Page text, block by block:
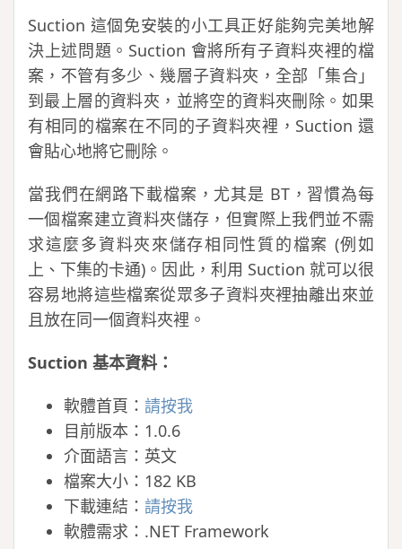
Suction 這個免安裝的小工具正好能夠完美地解
決上述問題。Suction 會將所有子資料夾裡的檔
案，不管有多少、幾層子資料夾，全部「集合」
到最上層的資料夾，並將空的資料夾刪除。如果
有相同的檔案在不同的子資料夾裡，Suction 還
會貼心地將它刪除。
當我們在網路下載檔案，尤其是 BT，習慣為每
一個檔案建立資料夾儲存，但實際上我們並不需
求這麼多資料夾來儲存相同性質的檔案 (例如
上、下集的卡通)。因此，利用 Suction 就可以很
容易地將這些檔案從眾多子資料夾裡抽離出來並
且放在同一個資料夾裡。
Suction 基本資料：
軟體首頁： 請按我
目前版本：1.0.6
介面語言：英文
檔案大小：182 KB
下載連結： 請按我
軟體需求：.NET Framework